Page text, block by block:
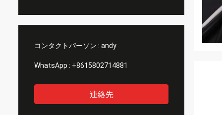
コンタクトパーソン : andy
WhatsApp : +8615802714881
連絡先